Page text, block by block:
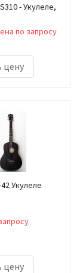
- Укулеле,
по запросу
цену
Укулеле
цену